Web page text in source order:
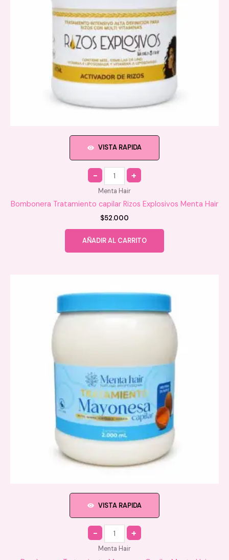
VISTA RAPIDA
Quantity
Menta Hair
Bombonera Tratamiento capilar Rizos Explosivos Menta Hair
$52.000
AÑADIR AL CARRITO
VISTA RAPIDA
Quantity
Menta Hair